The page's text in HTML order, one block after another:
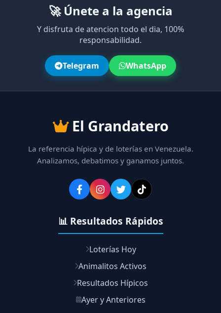
🚀 Únete a la agencia
Y disfruta de atencion todo el dia, 100%
responsabilidad.
Telegram WhatsApp
El Grandatero
La referencia hípica y de loterías en Venezuela.
Analizamos, debatimos y ganamos juntos.
📊 Resultados Rápidos
Loterías Hoy
Animalitos Activos
Resultados Hípicos
Ayer y Anteriores